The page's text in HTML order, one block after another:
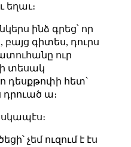
եղաւ։
ինձ գրեց՝ որ
գիտես, դուրս
ուր
տեսակ
դեսքթոփի հետ՝
ա։
չեմ ուզում է էս